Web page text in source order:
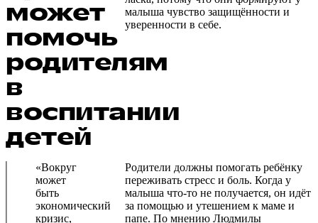
может
помочь
родителям
в
воспитании
детей
малыша чувство защищённости и
уверенности в себе.
«Вокруг
может
быть
экономический
кризис,
Родители должны помогать ребёнку
переживать стресс и боль. Когда у
малыша что-то не получается, он идёт
за помощью и утешением к маме и
папе. По мнению Людмилы